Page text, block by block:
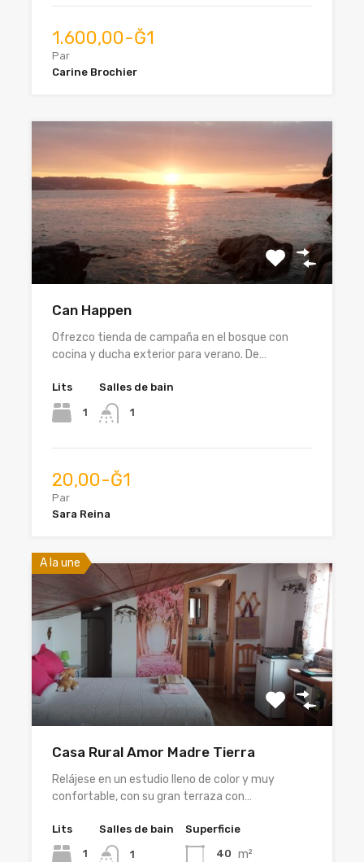
1.600,00-Ğ1
Par
Carine Brochier
Can Happen
Ofrezco tienda de campaña en el bosque con
cocina y ducha exterior para verano. De…
Lits
1
Salles de bain
1
20,00-Ğ1
Par
Sara Reina
A la une
Casa Rural Amor Madre Tierra
Relájese en un estudio lleno de color y muy
confortable, con su gran terraza con…
Lits
1
Salles de bain
1
Superficie
40 m²